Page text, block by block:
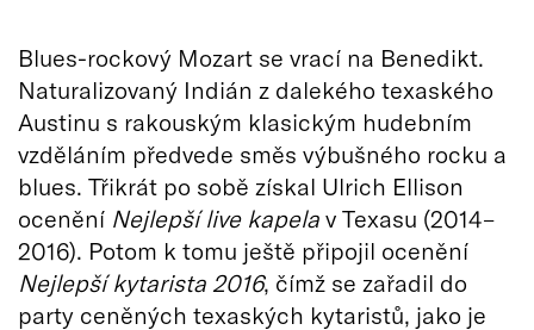
Blues-rockový Mozart se vrací na Benedikt.
Naturalizovaný Indián z dalekého texaského
Austinu s rakouským klasickým hudebním
vzděláním předvede směs výbušného rocku a
blues. Třikrát po sobě získal Ulrich Ellison
ocenění Nejlepší live kapela v Texasu (2014–
2016). Potom k tomu ještě připojil ocenění
Nejlepší kytarista 2016, čímž se zařadil do
party ceněných texaských kytaristů, jako je